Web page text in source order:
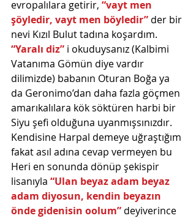
evropalılara getirir, “vayt men
şöyledir, vayt men böyledir” der bir
nevi Kızıl Bulut tadına koşardım.
“Yaralı diz” i okuduysanız (Kalbimi
Vatanıma Gömün diye vardır
dilimizde) babanın Oturan Boğa ya
da Geronimo’dan daha fazla göçmen
amarıkalılara kök söktüren harbi bir
Siyu şefi olduğuna uyanmışsınızdır.
Kendisine Harpal demeye uğraştığım
fakat asıl adına cevap vermeyen bu
Heri en sonunda dönüp şekispir
lisanıyla “Ulan beyaz adam beyaz
adam diyosun, kendin beyazın
önde gidenisin oolum” deyiverince